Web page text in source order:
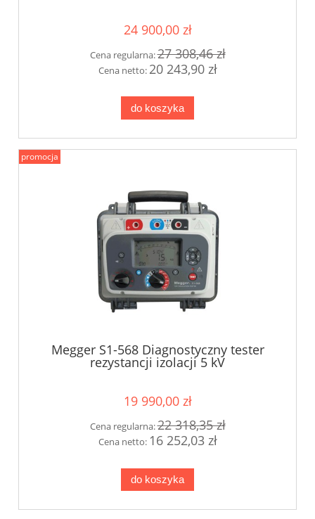
24 900,00 zł
Cena regularna:27 308,46 zł
Cena netto: 20 243,90 zł
do koszyka
Megger S1-568 Diagnostyczny tester
rezystancji izolacji 5 kV
19 990,00 zł
Cena regularna:22 318,35 zł
Cena netto: 16 252,03 zł
do koszyka
promocja